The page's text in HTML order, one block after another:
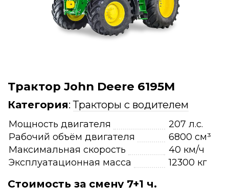
Трактор John Deere 6195M
Категория:Тракторы с водителем
Мощность двигателя
207 л.с.
Рабочий объём двигателя
6800 см³
Максимальная скорость
40 км/ч
Эксплуатационная масса
12300 кг
Стоимость за смену 7+1 ч.